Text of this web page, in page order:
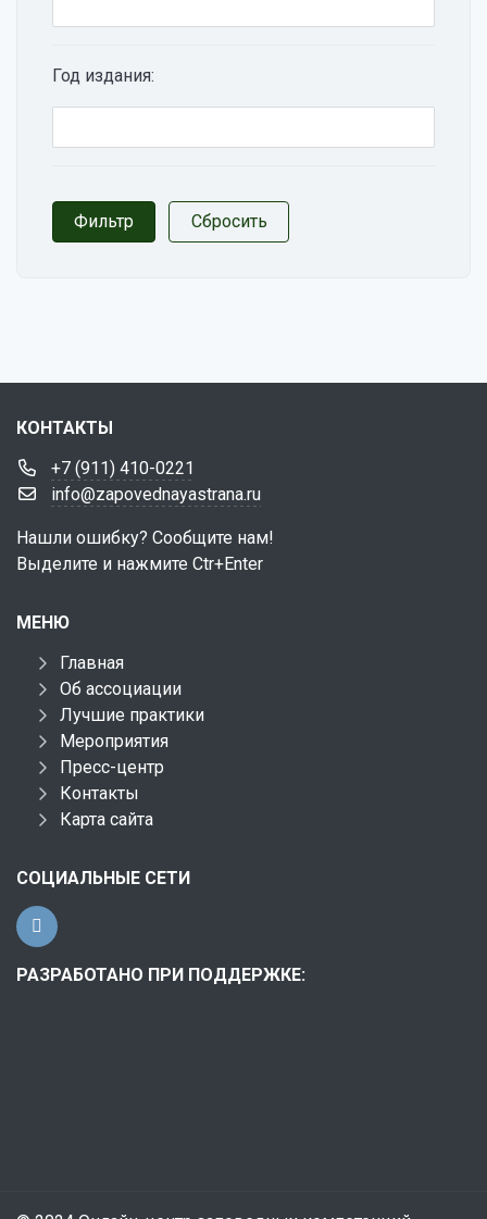
Год издания:
КОНТАКТЫ
+7 (911) 410-0221
info@zapovednayastrana.ru
Нашли ошибку? Сообщите нам!
Выделите и нажмите Ctr+Enter
МЕНЮ
Главная
Об ассоциации
Лучшие практики
Мероприятия
Пресс-центр
Контакты
Карта сайта
СОЦИАЛЬНЫЕ СЕТИ
РАЗРАБОТАНО ПРИ ПОДДЕРЖКЕ: